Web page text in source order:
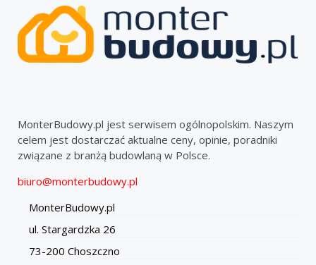
MonterBudowy.pl jest serwisem ogólnopolskim. Naszym
celem jest dostarczać aktualne ceny, opinie, poradniki
związane z branżą budowlaną w Polsce.
biuro@monterbudowy.pl
MonterBudowy.pl
ul. Stargardzka 26
73-200 Choszczno